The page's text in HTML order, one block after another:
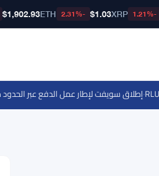
-1.21%
XRP
$1.03
-2.31%
ETH
$1,902.93
·إطلاق سويفت لإطار عمل الدفع عبر الحدود مع